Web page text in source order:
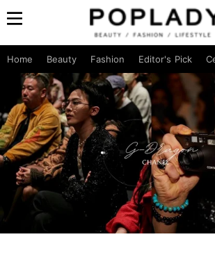
Home Beauty Fashion Editor's Pick